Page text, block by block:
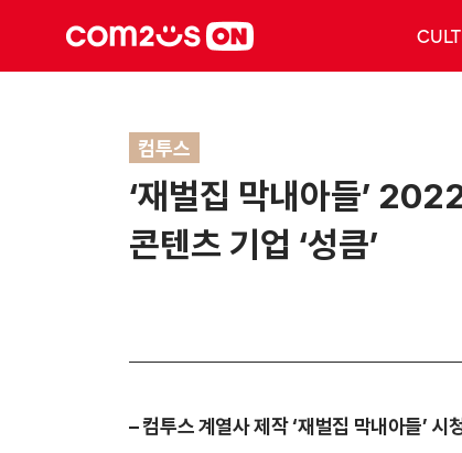
컴투스
‘재벌집 막내아들’
콘텐츠 기업 ‘성큼’
– 컴투스 계열사 제작 ‘재벌집 막내아들’